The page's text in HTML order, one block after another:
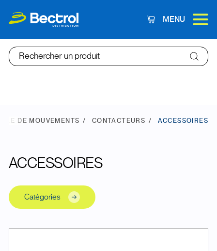
Panier
MENU
Rechercher un produit
DE MOUVEMENTS CONTACTEURS ACCESSOIRES
ACCESSOIRES
Catégories